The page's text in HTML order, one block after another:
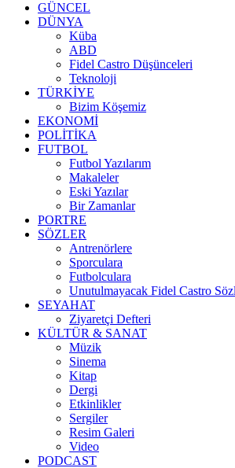
GÜNCEL
DÜNYA
Küba
ABD
Fidel Castro Düşünceleri
Teknoloji
TÜRKİYE
Bizim Köşemiz
EKONOMİ
POLİTİKA
FUTBOL
Futbol Yazılarım
Makaleler
Eski Yazılar
Bir Zamanlar
PORTRE
SÖZLER
Antrenörlere
Sporculara
Futbolculara
Unutulmayacak Fidel Castro
SEYAHAT
Ziyaretçi Defteri
KÜLTÜR & SANAT
Müzik
Sinema
Kitap
Dergi
Etkinlikler
Sergiler
Resim Galeri
Video
PODCAST